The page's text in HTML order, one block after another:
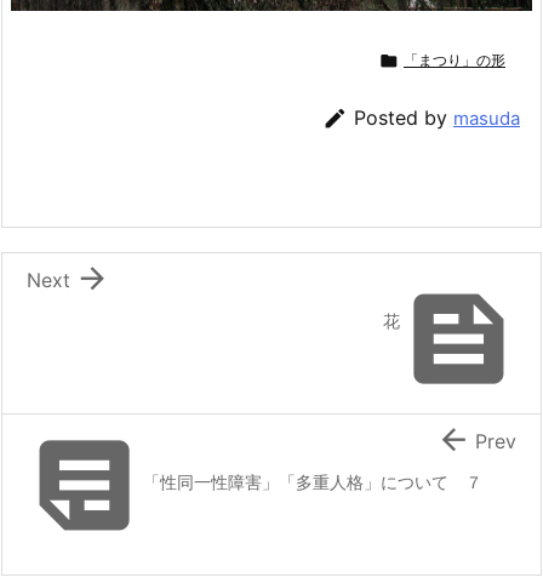
 「まつり」の形
 Posted by masuda

花

Next
 「性同一性障害」「多重人格」について ７
 Prev